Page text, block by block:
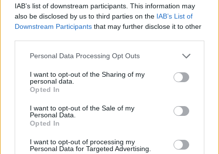
IAB’s list of downstream participants. This information may
also be disclosed by us to third parties on the IAB’s List of
Downstream Participants that may further disclose it to other
Personal Data Processing Opt Outs
I want to opt-out of the Sharing of my
personal data.
Opted In
I want to opt-out of the Sale of my
Personal Data.
Opted In
I want to opt-out of processing my
Personal Data for Targeted Advertising.
Esim for Global
Esim for USA|Esim for Italy| Esim for Spain|Esim